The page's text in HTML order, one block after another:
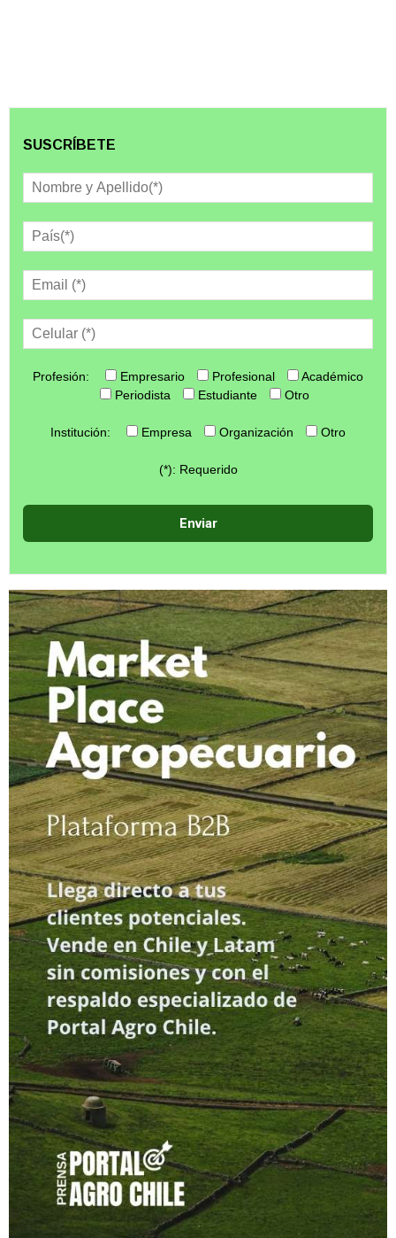
SUSCRÍBETE
Profesión: Empresario Profesional
Académico
Periodista
Estudiante Otro
Institución: Empresa Organización Otro
(*): Requerido